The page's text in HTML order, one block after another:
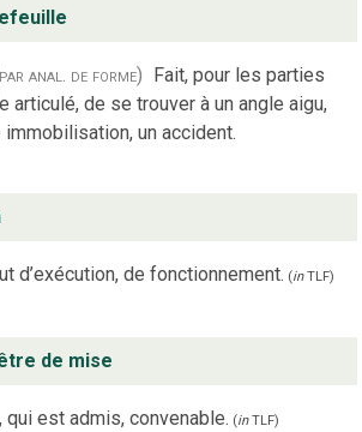
anal. de forme)
Fait, pour les parties
articulé, de se trouver à un angle aigu,
immobilisation, un accident.
d’exécution, de fonctionnement. (inTLF)
de mise
qui est admis, convenable. (inTLF)